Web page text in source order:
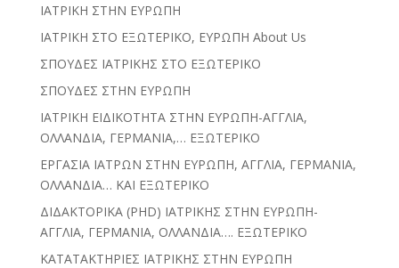
ΙΑΤΡΙΚΗ ΣΤΗΝ ΕΥΡΩΠΗ
ΙΑΤΡΙΚΗ ΣΤΟ ΕΞΩΤΕΡΙΚΟ, ΕΥΡΩΠΗ About Us
ΣΠΟΥΔΕΣ ΙΑΤΡΙΚΗΣ ΣΤΟ ΕΞΩΤΕΡΙΚΟ
ΣΠΟΥΔΕΣ ΣΤΗΝ ΕΥΡΩΠΗ
ΙΑΤΡΙΚΗ ΕΙΔΙΚΟΤΗΤΑ ΣΤΗΝ ΕΥΡΩΠΗ-ΑΓΓΛΙΑ,
ΟΛΛΑΝΔΙΑ, ΓΕΡΜΑΝΙΑ,… ΕΞΩΤΕΡΙΚΟ
ΕΡΓΑΣΙΑ ΙΑΤΡΩΝ ΣΤΗΝ ΕΥΡΩΠΗ, ΑΓΓΛΙΑ, ΓΕΡΜΑΝΙΑ,
ΟΛΛΑΝΔΙΑ… ΚΑΙ ΕΞΩΤΕΡΙΚΟ
ΔΙΔΑΚΤΟΡΙΚΑ (PHD) ΙΑΤΡΙΚΗΣ ΣΤΗΝ ΕΥΡΩΠΗ-
ΑΓΓΛΙΑ, ΓΕΡΜΑΝΙΑ, ΟΛΛΑΝΔΙΑ…. ΕΞΩΤΕΡΙΚΟ
ΚΑΤΑΤΑΚΤΗΡΙΕΣ ΙΑΤΡΙΚΗΣ ΣΤΗΝ ΕΥΡΩΠΗ